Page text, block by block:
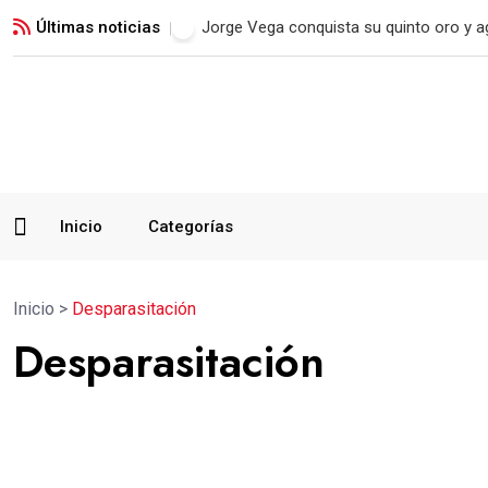
Últimas noticias Real Madrid blinda a Vinicius Jr. hasta
Inicio Categorías
Inicio > Desparasitación
Desparasitación